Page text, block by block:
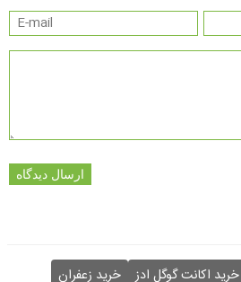
ارسال دیدگاه
خرید اکانت گوگل ادز خرید زعفران